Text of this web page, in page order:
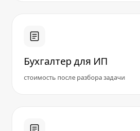
Бухгалтер для ИП
стоимость после разбора задачи